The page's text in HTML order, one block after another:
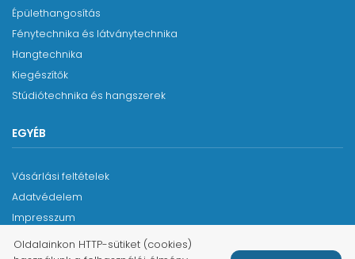
Épülethangosítás
Fénytechnika és látványtechnika
Hangtechnika
Kiegészítők
Stúdiótechnika és hangszerek
EGYÉB
Vásárlási feltételek
Adatvédelem
Impresszum
Oldalainkon HTTP-sütiket (cookies)